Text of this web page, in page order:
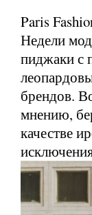
Paris
Недели
пиджаки с
брендов.
мнению,
качестве